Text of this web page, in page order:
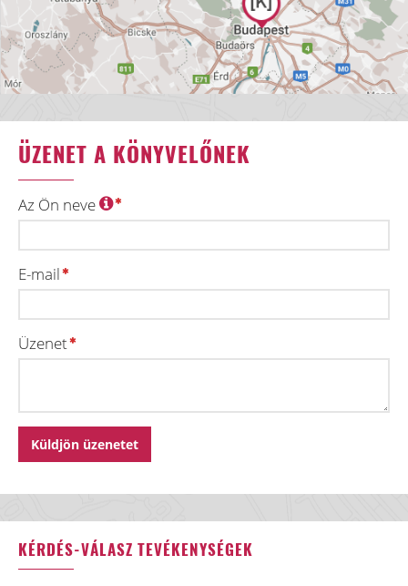
ÜZENET A KÖNYVELŐNEK
Az Ön neve
E-mail
Üzenet
KÉRDÉS-VÁLASZ TEVÉKENYSÉGEK